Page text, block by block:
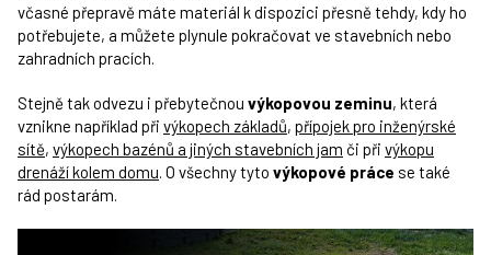
včasné přepravě máte materiál k dispozici přesně tehdy, kdy ho
potřebujete, a můžete plynule pokračovat ve stavebních nebo
zahradních pracích.
Stejně tak odvezu i přebytečnou výkopovou zeminu, která
vznikne například při výkopech základů, přípojek pro inženýrské
sítě, výkopech bazénů a jiných stavebních jam či při výkopu
drenáží kolem domu. O všechny tyto výkopové práce se také
rád postarám.